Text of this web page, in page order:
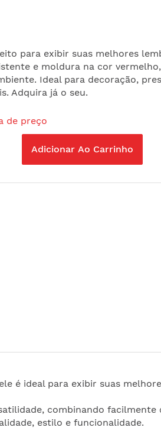
para exibir suas melhores
e moldura na cor
Ideal para decoração,
Adquira já o seu.
de preço
Adicionar Ao Carrinho
é ideal para exibir suas
combinando facilmente
estilo e funcionalidade.